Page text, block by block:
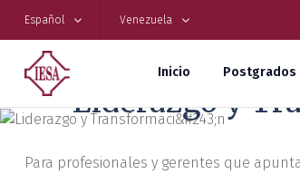
Español Venezuela
Inicio Postgrados
Liderazgo y
Para profesionales y gerentes que